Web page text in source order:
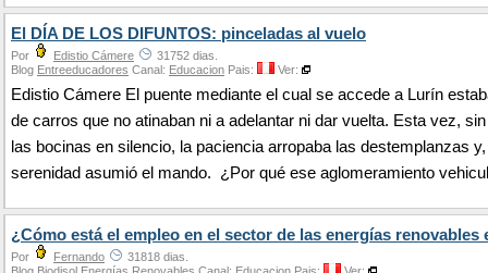
El DÍA DE LOS DIFUNTOS: pinceladas al vuelo
Por Edistio Cámere
31752 dias.
Blog Entreeducadores Canal: Educacion Pais: Ver:
Edistio Cámere El puente mediante el cual se accede a Lurín
de carros que no atinaban ni a adelantar ni dar vuelta. Esta vez,
las bocinas en silencio, la paciencia arropaba las destemplanzas
serenidad asumió el mando. ¿Por qué ese aglomeramiento
¿Cómo está el empleo en el sector de las energías renovables
Por Fernando
31818 dias.
Blog Biodisol Energías Renovables Canal: Educacion Pais: Ver: